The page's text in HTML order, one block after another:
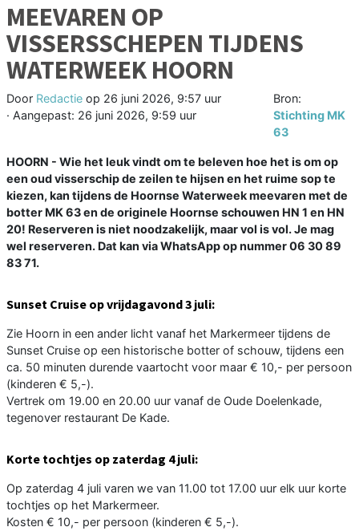
MEEVAREN OP
VISSERSSCHEPEN TIJDENS
WATERWEEK HOORN
Door Redactie op 26 juni 2026, 9:57 uur
· Aangepast: 26 juni 2026, 9:59 uur
Bron:
Stichting MK
63
HOORN - Wie het leuk vindt om te beleven hoe het is om op
een oud visserschip de zeilen te hijsen en het ruime sop te
kiezen, kan tijdens de Hoornse Waterweek meevaren met de
botter MK 63 en de originele Hoornse schouwen HN 1 en HN
20! Reserveren is niet noodzakelijk, maar vol is vol. Je mag
wel reserveren. Dat kan via WhatsApp op nummer 06 30 89
83 71.
Sunset Cruise op vrijdagavond 3 juli:
Zie Hoorn in een ander licht vanaf het Markermeer tijdens de
Sunset Cruise op een historische botter of schouw, tijdens een
ca. 50 minuten durende vaartocht voor maar € 10,- per persoon
(kinderen € 5,-).
Vertrek om 19.00 en 20.00 uur vanaf de Oude Doelenkade,
tegenover restaurant De Kade.
Korte tochtjes op zaterdag 4 juli:
Op zaterdag 4 juli varen we van 11.00 tot 17.00 uur elk uur korte
tochtjes op het Markermeer.
Kosten € 10,- per persoon (kinderen € 5,-).